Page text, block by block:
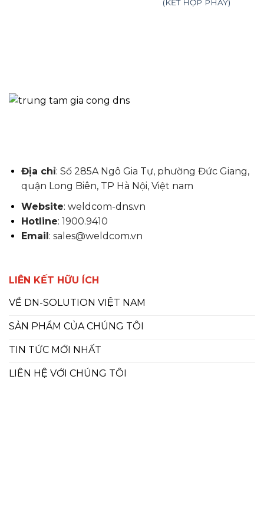
(KẾT HỢP PHAY)
Địa chỉ: Số 285A Ngô Gia Tự, phường Đức Giang,
quận Long Biên, TP Hà Nội, Việt nam
Website: weldcom-dns.vn
Hotline: 1900.9410
Email: sales@weldcom.vn
LIÊN KẾT HỮU ÍCH
VỀ DN-SOLUTION VIỆT NAM
SẢN PHẨM CỦA CHÚNG TÔI
TIN TỨC MỚI NHẤT
LIÊN HỆ VỚI CHÚNG TÔI